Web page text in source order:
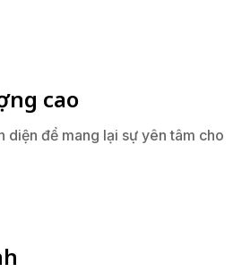
cao
diện để mang lại sự yên tâm cho